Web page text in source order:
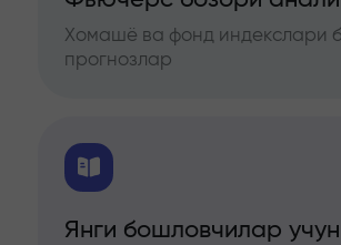
Хомашё ва фонд индекслари
прогнозлар
Янги бошловчилар учун